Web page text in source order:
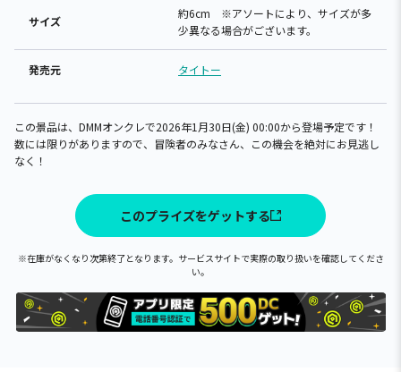
サイズ
約6cm ※アソートにより、サイズが多
少異なる場合がございます。
発売元 タイトー
この景品は、DMMオンクレで2026年1月30日(金) 00:00から登場予定です！
数には限りがありますので、冒険者のみなさん、この機会を絶対にお見逃し
なく！
このプライズをゲットする
※在庫がなくなり次第終了となります。サービスサイトで実際の取り扱いを確認してくださ
い。